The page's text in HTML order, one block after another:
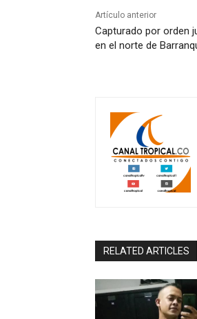
Artículo anterior
Capturado por orden
en el norte de
RELATED ARTICLES